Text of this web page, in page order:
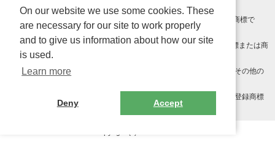
クです。
Android、Google Play および Google Play ロゴ は Google LLC の商標で
す。
Windows は Microsoft Inc.の米国およびその他の国における登録商標または商
標です。
Adobe、Adobe Reader、Adobe PDF は、Adobe Inc.の米国およびその他の
その他、記載されている会社名、商品名、ロゴは各社の商標または登録商標
On our website we use some cookies. These
are necessary for our site to work properly
and to give us information about how our site
is used.
Learn more
Deny Accept